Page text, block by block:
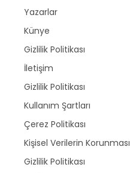
Yazarlar
Künye
Gizlilik Politikası
İletişim
Gizlilik Politikası
Kullanım Şartları
Çerez Politikası
Kişisel Verilerin Korunması
Gizlilik Politikası